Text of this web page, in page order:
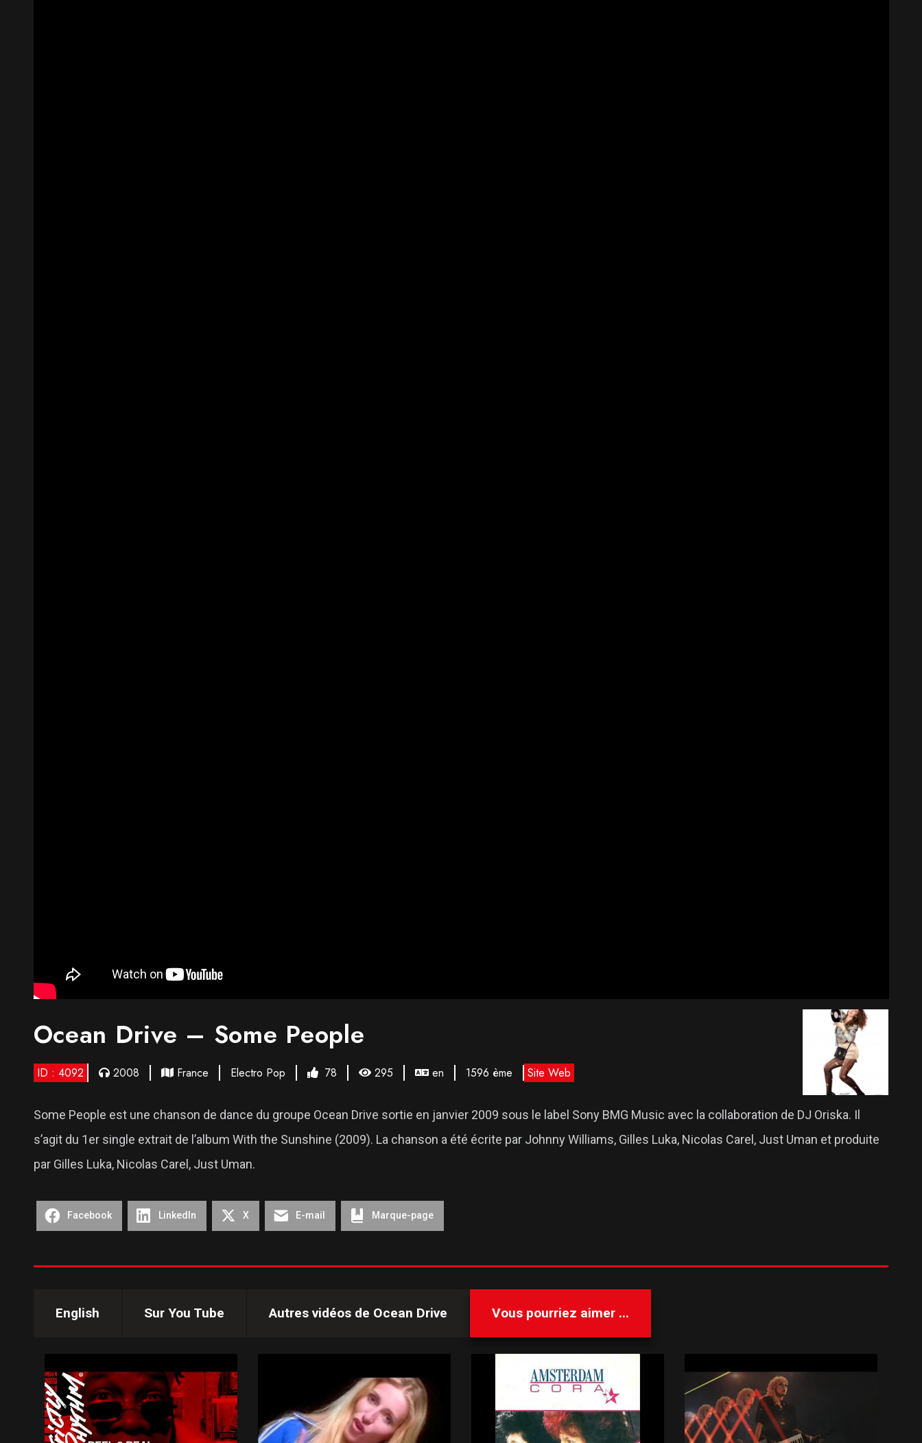
Ocean Drive – Some People
ID : 4092 2008 France Electro Pop 78 295 en 1596 ème Site Web
Some People est une chanson de dance du groupe Ocean Drive sortie en janvier 2009 sous le label Sony BMG Music avec la collaboration de DJ Oriska. Il
s’agit du 1er single extrait de l’album With the Sunshine (2009). La chanson a été écrite par Johnny Williams, Gilles Luka, Nicolas Carel, Just Uman et produite
par Gilles Luka, Nicolas Carel, Just Uman.
Facebook LinkedIn X E-mail Marque-page
English Sur You Tube Autres vidéos de Ocean Drive Vous pourriez aimer ...